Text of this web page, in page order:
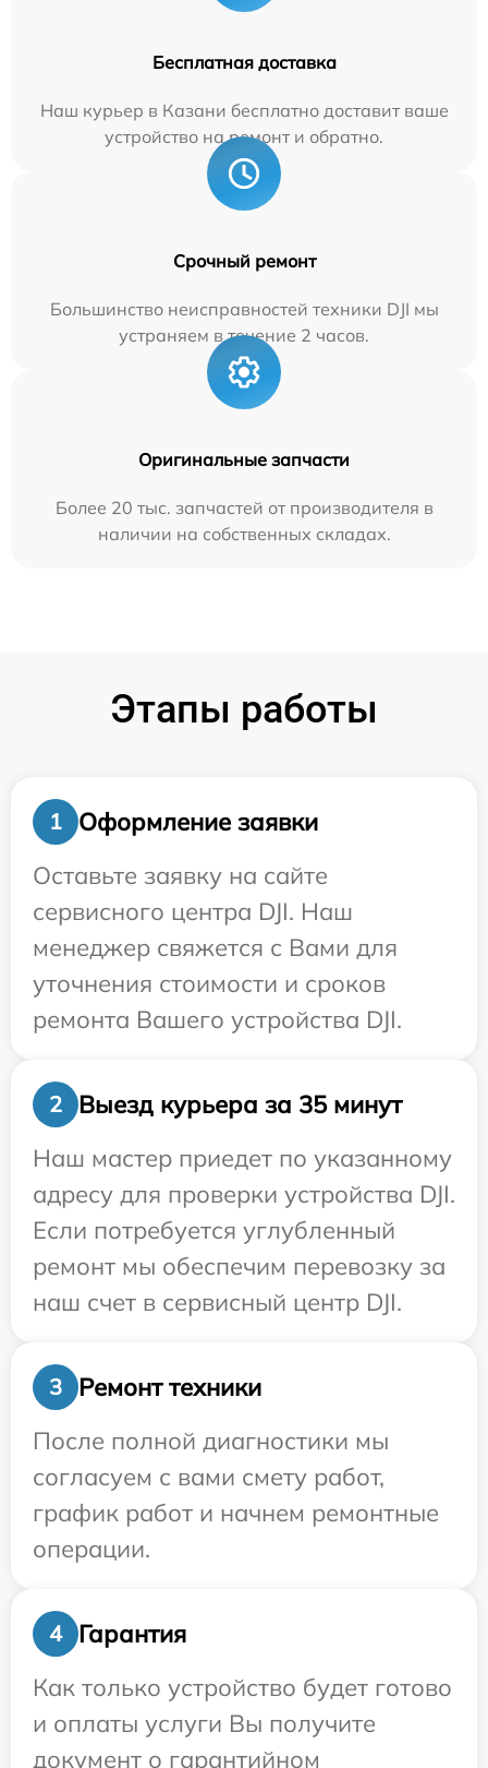
Бесплатная доставка
Наш курьер в Казани бесплатно доставит ваше
устройство на ремонт и обратно.
Срочный ремонт
Большинство неисправностей техники DJI мы
устраняем в течение 2 часов.
Оригинальные запчасти
Более 20 тыс. запчастей от производителя в
наличии на собственных складах.
Этапы работы
1
Оформление заявки
Оставьте заявку на сайте
сервисного центра DJI. Наш
менеджер свяжется с Вами для
уточнения стоимости и сроков
ремонта Вашего устройства DJI.
2
Выезд курьера за 35 минут
Наш мастер приедет по указанному
адресу для проверки устройства DJI.
Если потребуется углубленный
ремонт мы обеспечим перевозку за
наш счет в сервисный центр DJI.
3
Ремонт техники
После полной диагностики мы
согласуем с вами смету работ,
график работ и начнем ремонтные
операции.
4
Гарантия
Как только устройство будет готово
и оплаты услуги Вы получите
документ о гарантийном